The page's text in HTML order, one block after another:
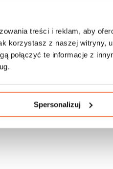
treści i reklam, aby
korzystasz z naszej witryny,
połączyć te informacje z
Spersonalizuj